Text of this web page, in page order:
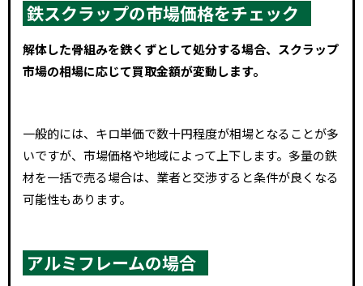
鉄スクラップの市場価格をチェック
解体した骨組みを鉄くずとして処分する場合、スクラップ
市場の相場に応じて買取金額が変動します。
一般的には、キロ単価で数十円程度が相場となることが多
いですが、市場価格や地域によって上下します。多量の鉄
材を一括で売る場合は、業者と交渉すると条件が良くなる
可能性もあります。
アルミフレームの場合